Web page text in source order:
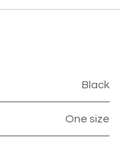
Black
One size